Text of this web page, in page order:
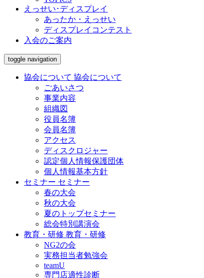
えっせい･ディスプレイ
あったか・えっせい
ディスプレイコンテスト
入会のご案内
toggle navigation
協会について 協会について
ごあいさつ
事業内容
組織図
役員名簿
会員名簿
アクセス
ディスクロジャー
認定個人情報保護団体
個人情報基本方針
セミナー セミナー
春の大会
秋の大会
夏のトップセミナー
総会特別講演会
教育・研修 教育・研修
NG2の会
実務担当者勉強会
teamU
専門店適性診断